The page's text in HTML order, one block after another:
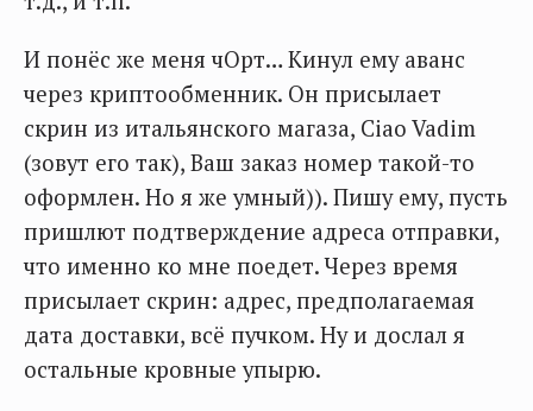
И понёс же меня чОрт… Кинул ему аванс
через криптообменник. Он присылает
скрин из итальянского магаза, Ciao Vadim
(зовут его так), Ваш заказ номер такой-то
оформлен. Но я же умный)). Пишу ему, пусть
пришлют подтверждение адреса отправки,
что именно ко мне поедет. Через время
присылает скрин: адрес, предполагаемая
дата доставки, всё пучком. Ну и дослал я
остальные кровные упырю.